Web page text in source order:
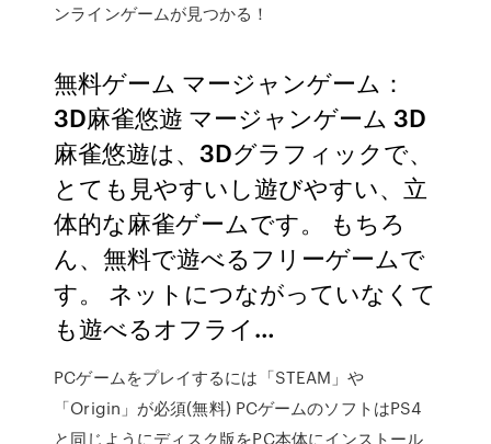
ンラインゲームが見つかる！
無料ゲーム マージャンゲーム：
3D麻雀悠遊 マージャンゲーム 3D
麻雀悠遊は、3Dグラフィックで、
とても見やすいし遊びやすい、立
体的な麻雀ゲームです。 もちろ
ん、無料で遊べるフリーゲームで
す。 ネットにつながっていなくて
も遊べるオフライ…
PCゲームをプレイするには「STEAM」や
「Origin」が必須(無料) PCゲームのソフトはPS4
と同じようにディスク版をPC本体にインストール